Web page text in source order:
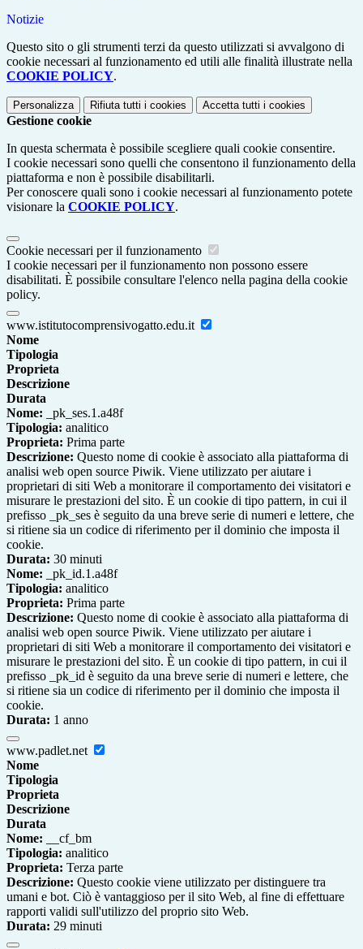
Notizie
Questo sito o gli strumenti terzi da questo utilizzati si avvalgono di
cookie necessari al funzionamento ed utili alle finalità illustrate nella
COOKIE POLICY.
Personalizza Rifiuta tutti i cookies Accetta tutti i cookies
Gestione cookie
In questa schermata è possibile scegliere quali cookie consentire.
I cookie necessari sono quelli che consentono il funzionamento della
piattaforma e non è possibile disabilitarli.
Per conoscere quali sono i cookie necessari al funzionamento potete
visionare la COOKIE POLICY.
Cookie necessari per il funzionamento
I cookie necessari per il funzionamento non possono essere
disabilitati. È possibile consultare l'elenco nella pagina della cookie
policy.
www.istitutocomprensivogatto.edu.it
Nome
Tipologia
Proprieta
Descrizione
Durata
Nome: _pk_ses.1.a48f
Tipologia: analitico
Proprieta: Prima parte
Descrizione: Questo nome di cookie è associato alla piattaforma di
analisi web open source Piwik. Viene utilizzato per aiutare i
proprietari di siti Web a monitorare il comportamento dei visitatori e
misurare le prestazioni del sito. È un cookie di tipo pattern, in cui il
prefisso _pk_ses è seguito da una breve serie di numeri e lettere, che
si ritiene sia un codice di riferimento per il dominio che imposta il
cookie.
Durata: 30 minuti
Nome: _pk_id.1.a48f
Tipologia: analitico
Proprieta: Prima parte
Descrizione: Questo nome di cookie è associato alla piattaforma di
analisi web open source Piwik. Viene utilizzato per aiutare i
proprietari di siti Web a monitorare il comportamento dei visitatori e
misurare le prestazioni del sito. È un cookie di tipo pattern, in cui il
prefisso _pk_id è seguito da una breve serie di numeri e lettere, che
si ritiene sia un codice di riferimento per il dominio che imposta il
cookie.
Durata: 1 anno
www.padlet.net
Nome
Tipologia
Proprieta
Descrizione
Durata
Nome: __cf_bm
Tipologia: analitico
Proprieta: Terza parte
Descrizione: Questo cookie viene utilizzato per distinguere tra
umani e bot. Ciò è vantaggioso per il sito Web, al fine di effettuare
rapporti validi sull'utilizzo del proprio sito Web.
Durata: 29 minuti